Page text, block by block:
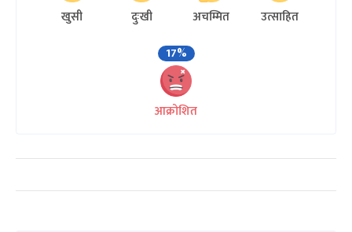
खुसी दुःखी अचम्मित
उत्साहित
17%
आक्रोशित